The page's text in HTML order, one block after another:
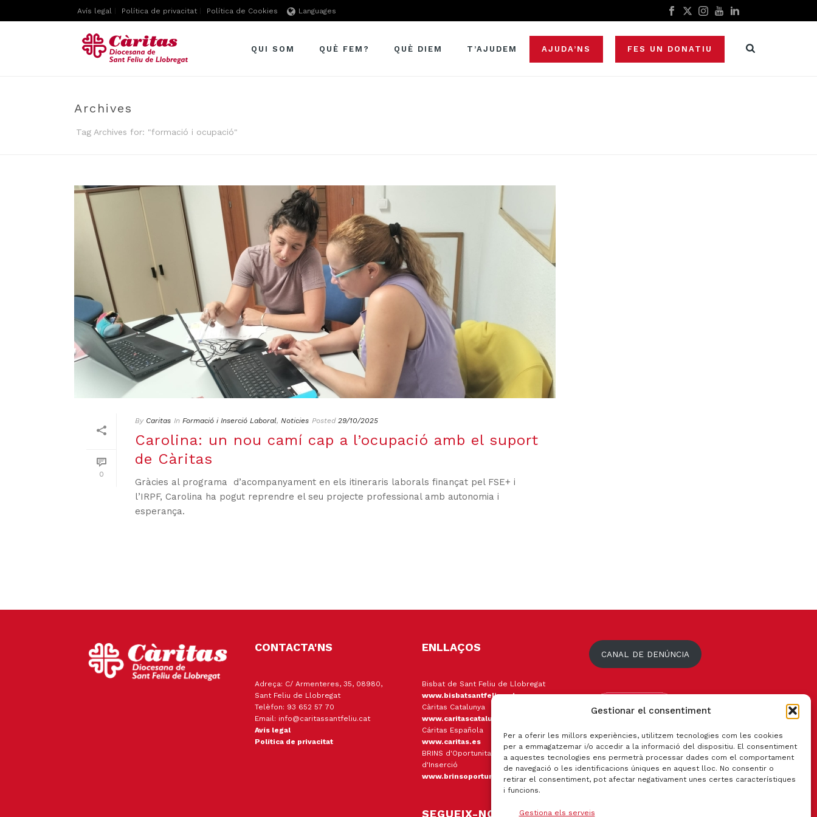
Gestionar el consentiment
Per a oferir les millors experiències, utilitzem tecnologies com les cookies
per a emmagatzemar i/o accedir a la informació del dispositiu. El consentiment
a aquestes tecnologies ens permetrà processar dades com el comportament
de navegació o les identificacions úniques en aquest lloc. No consentir o
retirar el consentiment, pot afectar negativament unes certes característiques
i funcions.
Gestiona els serveis
Avís legal Política de privacitat Política de Cookies Languages
QUI SOM QUÈ FEM? QUÈ DIEM T’AJUDEM AJUDA’NS FES UN DONATIU
Archives
Tag Archives for: "formació i ocupació"
0
By Caritas In Formació i Inserció Laboral, Noticies Posted 29/10/2025
Carolina: un nou camí cap a l’ocupació amb el suport
de Càritas
Gràcies al programa d’acompanyament en els itineraris laborals finançat pel FSE+ i
l’IRPF, Carolina ha pogut reprendre el seu projecte professional amb autonomia i
esperança.
CONTACTA'NS
Adreça: C/ Armenteres, 35, 08980,
Sant Feliu de Llobregat
Telèfon: 93 652 57 70
Email: info@caritassantfeliu.cat
Avís legal
Política de privacitat
ENLLAÇOS
Bisbat de Sant Feliu de Llobregat
www.bisbatsantfeliu.cat
Càritas Catalunya
www.caritascatalunya.cat
Cáritas Española
www.caritas.es
BRINS d'Oportunitats Empresa
d'Inserció
www.brinsoportunitats.cat
SEGUEIX-NOS
CANAL DE DENÚNCIA